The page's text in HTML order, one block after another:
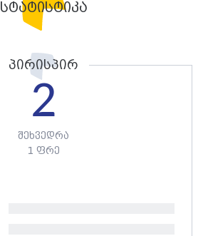
სტატისტიკა
პირისპირ
2
შეხვედრა
1 ფრე